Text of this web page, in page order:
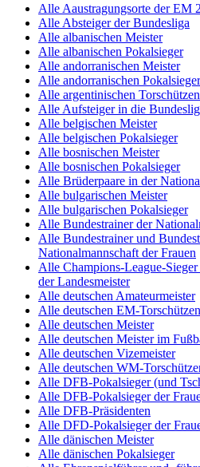
Alle Aaustragungsorte der EM
Alle Absteiger der Bundesliga
Alle albanischen Meister
Alle albanischen Pokalsieger
Alle andorranischen Meister
Alle andorranischen Pokalsieger
Alle argentinischen
Alle Aufsteiger in die
Alle belgischen Meister
Alle belgischen Pokalsieger
Alle bosnischen Meister
Alle bosnischen Pokalsieger
Alle Brüderpaare in der
Alle bulgarischen Meister
Alle bulgarischen Pokalsieger
Alle Bundestrainer der
Alle Bundestrainer und
Nationalmannschaft der Frauen
Alle Champions-League-
der Landesmeister
Alle deutschen Amateurmeister
Alle deutschen EM-Torschützen
Alle deutschen Meister
Alle deutschen Meister im
Alle deutschen Vizemeister
Alle deutschen WM-
Alle DFB-Pokalsieger (und
Alle DFB-Pokalsieger der
Alle DFB-Präsidenten
Alle DFD-Pokalsieger der
Alle dänischen Meister
Alle dänischen Pokalsieger